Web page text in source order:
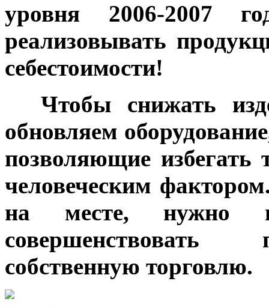
уровня 2006-2007
реализовывать
себестоимости!
Чтобы снижать
обновляем
позволяющие избегать
человеческим
на месте, нужно
совершенствовать
собственную торговлю.